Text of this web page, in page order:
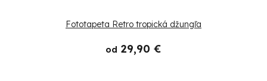
Fototapeta Retro tropická džungľa
od 29,90 €